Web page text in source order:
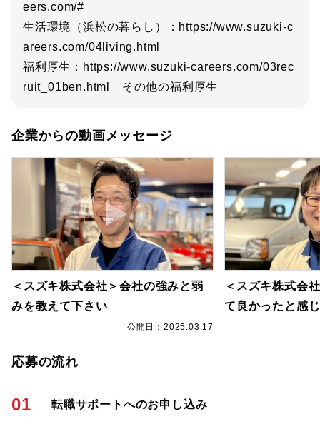
eers.com/#
生活環境（浜松の暮らし）：https://www.suzuki-c
areers.com/04living.html
福利厚生：https://www.suzuki-careers.com/03rec
ruit_01ben.html その他の福利厚生
企業からの動画メッセージ
＜スズキ株式会社＞会社の強みと弱
みを教えて下さい
公開日：2025.03.17
＜スズキ株式会
て良かったと感
応募の流れ
01 転職サポートへのお申し込み